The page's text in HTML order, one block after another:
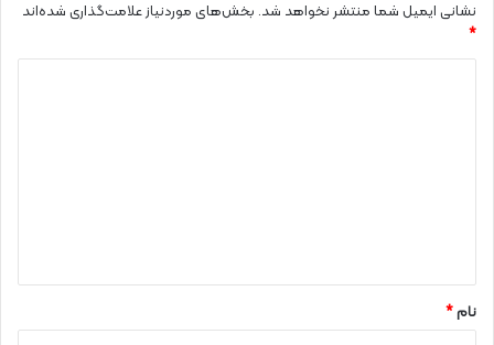
نشانی ایمیل شما منتشر نخواهد شد. بخش‌های موردنیاز علامت‌گذاری شده‌اند
*
نام*